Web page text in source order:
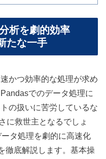
析を劇的効率
たな一手
かつ効率的な処理が求め
でのデータ処理に
の扱いに苦労しているな
に救世主となるでしょ
タ処理を劇的に高速化
徹底解説します。基本操